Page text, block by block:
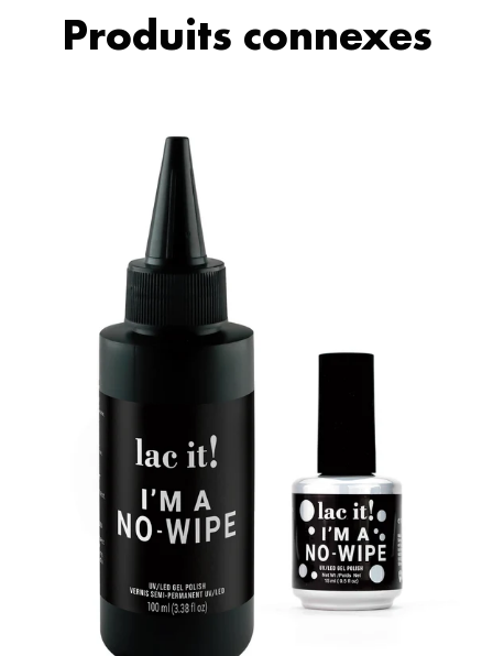
Produits connexes